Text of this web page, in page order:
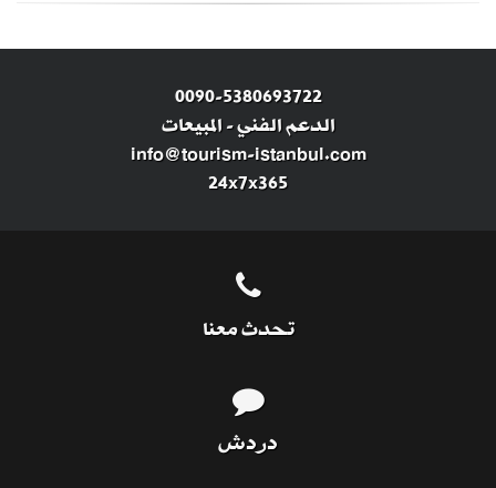
0090-5380693722
الدعم الفني-المبيعات
info@tourism-istanbul.com
24x7x365
تحدث معنا
دردش